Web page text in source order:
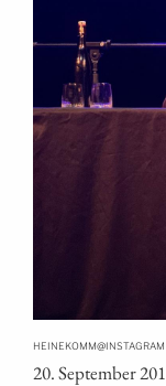
HEINEKOMM@INSTAGRAM
20. Sep­tem­ber